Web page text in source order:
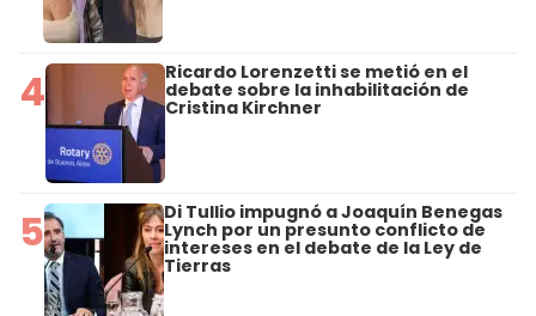
4 Ricardo Lorenzetti se metió en el
debate sobre la inhabilitación de
Cristina Kirchner
5 Di Tullio impugnó a Joaquín Benegas
Lynch por un presunto conflicto de
intereses en el debate de la Ley de
Tierras